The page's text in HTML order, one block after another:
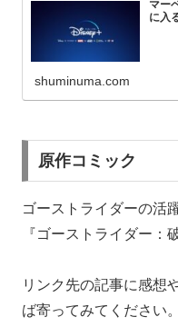
マー
に入
shuminuma.com
原作コミック
ゴーストライダーの活
『ゴーストライダー：
リンク先の記事に感想
ば寄ってみてください。